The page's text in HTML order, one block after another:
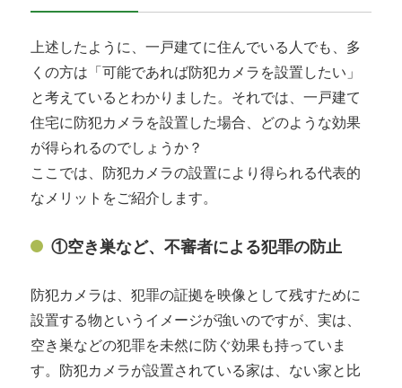
上述したように、一戸建てに住んでいる人でも、多
くの方は「可能であれば防犯カメラを設置したい」
と考えているとわかりました。それでは、一戸建て
住宅に防犯カメラを設置した場合、どのような効果
が得られるのでしょうか？
ここでは、防犯カメラの設置により得られる代表的
なメリットをご紹介します。
①空き巣など、不審者による犯罪の防止
防犯カメラは、犯罪の証拠を映像として残すために
設置する物というイメージが強いのですが、実は、
空き巣などの犯罪を未然に防ぐ効果も持っていま
す。防犯カメラが設置されている家は、ない家と比